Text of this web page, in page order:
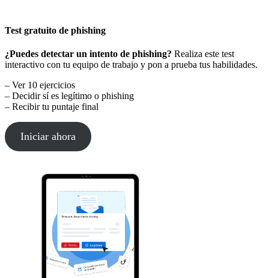
Test gratuito de phishing
¿Puedes detectar un intento de phishing? Realiza este test
interactivo con tu equipo de trabajo y pon a prueba tus habilidades.
– Ver 10 ejercicios
– Decidir sí es legítimo o phishing
– Recibir tu puntaje final
Iniciar ahora